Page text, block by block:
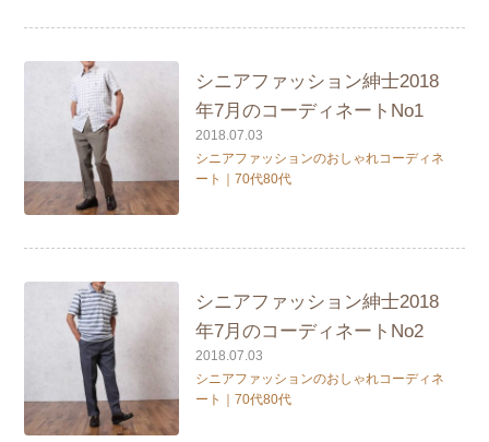
シニアファッション紳士2018
年7月のコーディネートNo1
2018.07.03
シニアファッションのおしゃれコーディネ
ート｜70代80代
シニアファッション紳士2018
年7月のコーディネートNo2
2018.07.03
シニアファッションのおしゃれコーディネ
ート｜70代80代